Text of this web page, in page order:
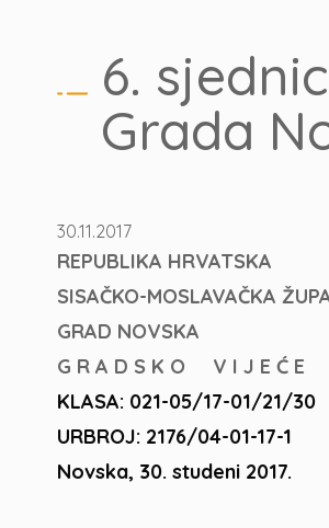
6.
Grada
30.11.2017
REPUBLIKA HRVATSKA
SISAČKO-MOSLAVAČKA
GRAD NOVSKA
G R A D S K O V I J E Ć E
KLASA: 021-05/17-01/21/30
URBROJ: 2176/04-01-17-1
Novska, 30. studeni 2017.